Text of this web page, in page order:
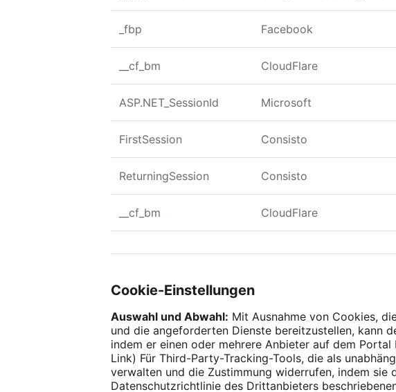
_fbp Facebook
__cf_bm CloudFlare
ASP.NET_SessionId Microsoft
FirstSession Consisto
ReturningSession Consisto
__cf_bm CloudFlare
Cookie-Einstellungen
Auswahl und Abwahl: Mit Ausnahme von Cookies,
und die angeforderten Dienste bereitzustellen, kann
indem er einen oder mehrere Anbieter auf dem
Link) Für Third-Party-Tracking-Tools, die als
verwalten und die Zustimmung widerrufen, indem
Datenschutzrichtlinie des Drittanbieters